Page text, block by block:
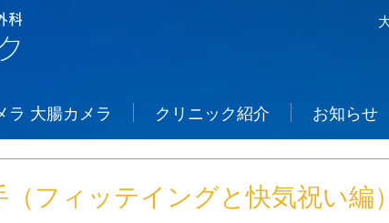
科
ラ 大腸カメラ クリニック紹介 お知らせ
（フィッテイングと快気祝い編